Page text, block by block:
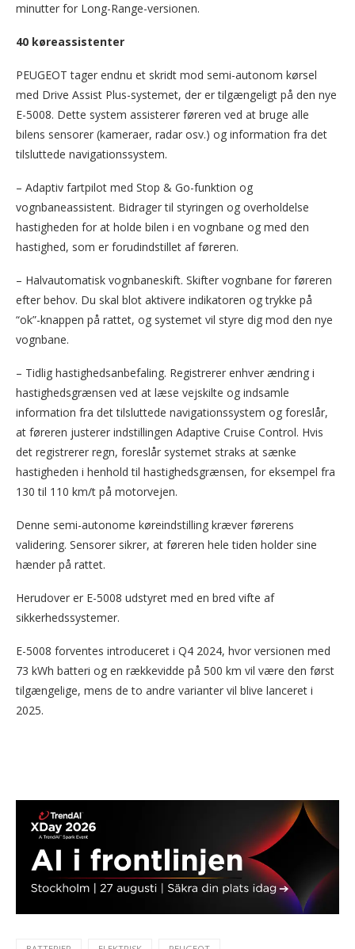
minutter for Long-Range-versionen.
40 køreassistenter
PEUGEOT tager endnu et skridt mod semi-autonom kørsel
med Drive Assist Plus-systemet, der er tilgængeligt på den nye
E-5008. Dette system assisterer føreren ved at bruge alle
bilens sensorer (kameraer, radar osv.) og information fra det
tilsluttede navigationssystem.
– Adaptiv fartpilot med Stop & Go-funktion og
vognbaneassistent. Bidrager til styringen og overholdelse
hastigheden for at holde bilen i en vognbane og med den
hastighed, som er forudindstillet af føreren.
– Halvautomatisk vognbaneskift. Skifter vognbane for føreren
efter behov. Du skal blot aktivere indikatoren og trykke på
“ok”-knappen på rattet, og systemet vil styre dig mod den nye
vognbane.
– Tidlig hastighedsanbefaling. Registrerer enhver ændring i
hastighedsgrænsen ved at læse vejskilte og indsamle
information fra det tilsluttede navigationssystem og foreslår,
at føreren justerer indstillingen Adaptive Cruise Control. Hvis
det registrerer regn, foreslår systemet straks at sænke
hastigheden i henhold til hastighedsgrænsen, for eksempel fra
130 til 110 km/t på motorvejen.
Denne semi-autonome køreindstilling kræver førerens
validering. Sensorer sikrer, at føreren hele tiden holder sine
hænder på rattet.
Herudover er E-5008 udstyret med en bred vifte af
sikkerhedssystemer.
E-5008 forventes introduceret i Q4 2024, hvor versionen med
73 kWh batteri og en rækkevidde på 500 km vil være den først
tilgængelige, mens de to andre varianter vil blive lanceret i
2025.